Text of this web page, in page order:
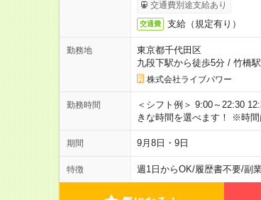
交通費別途支給あり
交通費 支給（規定有り）
勤務地
東京都千代田区
九段下駅から徒歩5分/ 竹橋
株式会社ライブパワー
勤務時間
＜シフト例＞ 9:00～22:30
きな時間を選べます！ ※時
期間 9月8日・9日
特徴 週1日からOK/履歴書不要/副